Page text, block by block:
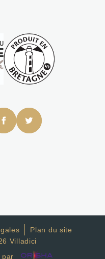
Plan du site
Villadici
par